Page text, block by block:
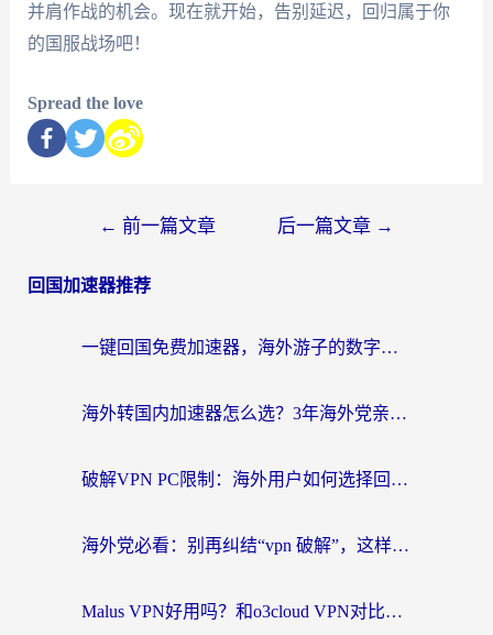
并肩作战的机会。现在就开始，告别延迟，回归属于你
的国服战场吧！
Spread the love
← 前一篇文章 后一篇文章 →
回国加速器推荐
一键回国免费加速器，海外游子的数字归乡路
海外转国内加速器怎么选？3年海外党亲测指南，无缝刷剧玩游戏不再难
破解VPN PC限制：海外用户如何选择回国加速器实现无缝访问国内资源
海外党必看：别再纠结“vpn 破解”，这样选回国加速器才能真正无缝访问国内资源
Malus VPN好用吗？和o3cloud VPN对比哪个回国效果更好？